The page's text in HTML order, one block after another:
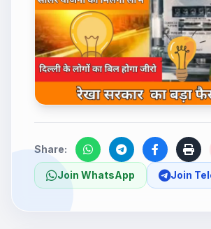
Share:
Join WhatsApp Join